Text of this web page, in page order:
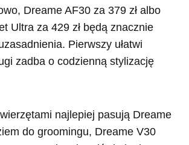
Dreame AF30 za 379 zł albo
Ultra za 429 zł będą znacznie
Pierwszy ułatwi
zadba o codzienną stylizację
najlepiej pasują Dreame
do groomingu, Dreame V30